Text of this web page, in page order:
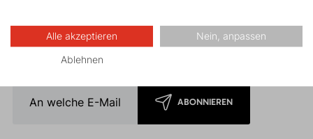
* Durch die Anmeldung stimmen Sie der
Verarbeitung
personenbezogener Daten
ABONNIEREN
Alle akzeptieren Nein, anpassen
Ablehnen